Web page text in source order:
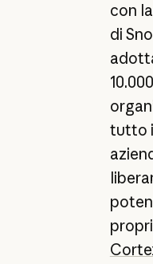
con
di
10.000
tutto